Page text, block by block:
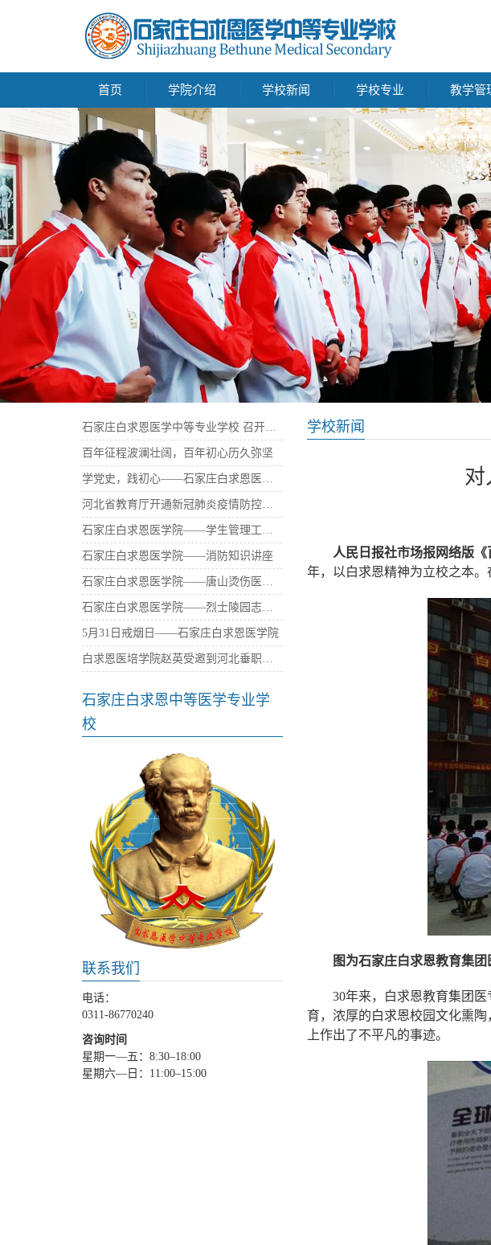
首页 学院介绍 学校新闻 学校专业 教学管
学校新闻
人民日报社市场报网络版《
年，以白求恩精神为立校之本。
图为石家庄白求恩教育集
30年来，白求恩教育集团
育，浓厚的白求恩校园文化熏
上作出了不平凡的事迹。
百年征程波澜壮阔，百年初心历久弥坚
石家庄白求恩医学院——消防知识讲座
5月31日戒烟日——石家庄白求恩医学院
石家庄白求恩中等医学专业学
校
联系我们
电话：
0311-86770240
咨询时间
星期一—五：8:30–18:00
星期六—日：11:00–15:00